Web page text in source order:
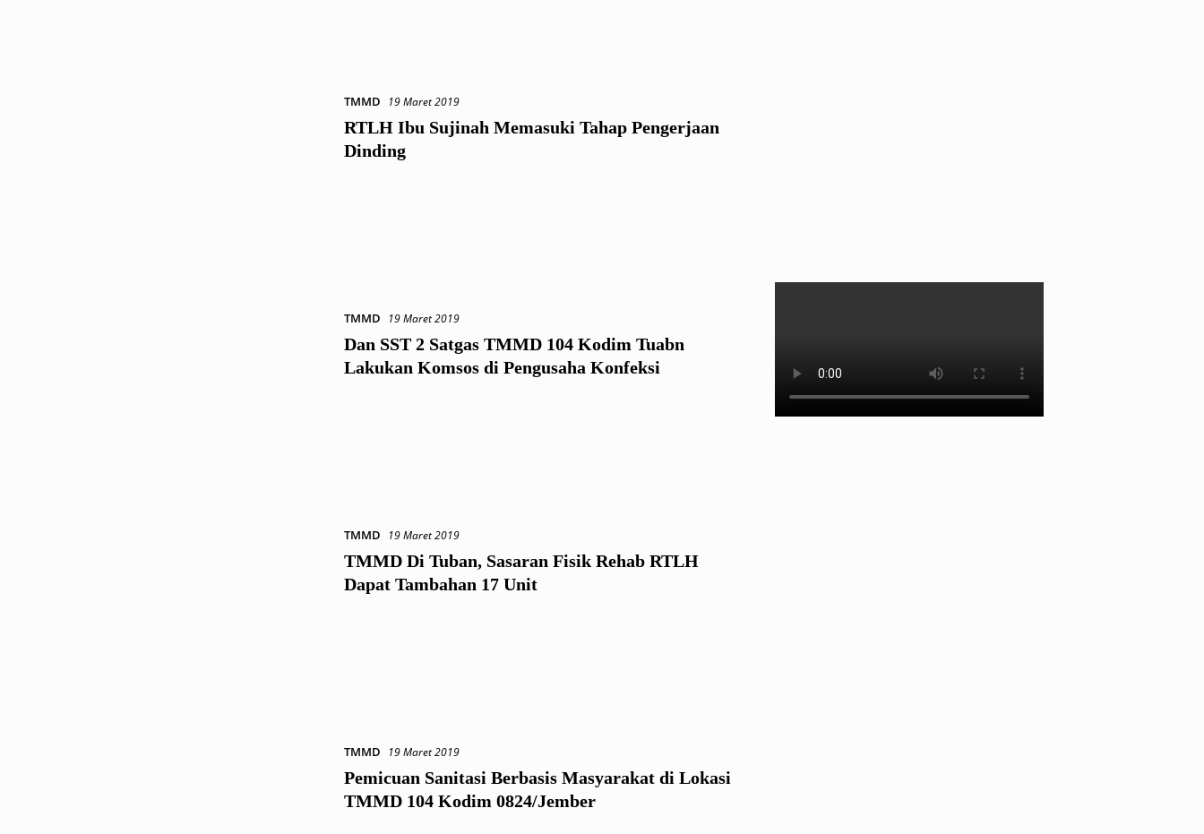
TMMD 19 Maret 2019
RTLH Ibu Sujinah Memasuki Tahap Pengerjaan
Dinding
TMMD 19 Maret 2019
Dan SST 2 Satgas TMMD 104 Kodim Tuabn
Lakukan Komsos di Pengusaha Konfeksi
TMMD 19 Maret 2019
TMMD Di Tuban, Sasaran Fisik Rehab RTLH
Dapat Tambahan 17 Unit
TMMD 19 Maret 2019
Pemicuan Sanitasi Berbasis Masyarakat di Lokasi
TMMD 104 Kodim 0824/Jember